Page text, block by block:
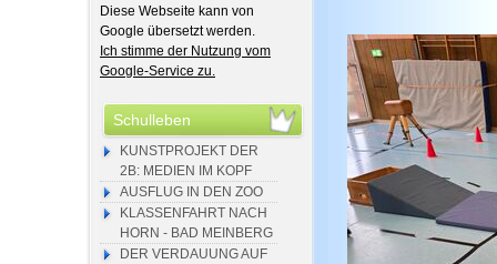
Diese Webseite kann von
Google übersetzt werden.
Ich stimme der Nutzung vom
Google-Service zu.
Schulleben
KUNSTPROJEKT DER
2B: MEDIEN IM KOPF
AUSFLUG IN DEN ZOO
KLASSENFAHRT NACH
HORN - BAD MEINBERG
DER VERDAUUNG AUF